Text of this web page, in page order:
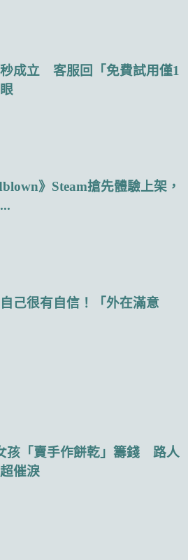
成立 客服回「免費試用僅1
》Steam搶先體驗上架，
己很有自信！「外在滿意
孩「賣手作餅乾」籌錢 路人
催淚